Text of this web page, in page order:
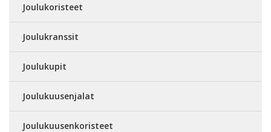
Joulukoristeet
Joulukranssit
Joulukupit
Joulukuusenjalat
Joulukuusenkoristeet